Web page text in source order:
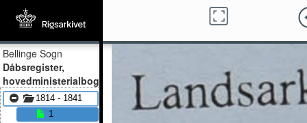
Bellinge Sogn
Dåbsregister,
hovedministerialbog
1814 - 1841
1